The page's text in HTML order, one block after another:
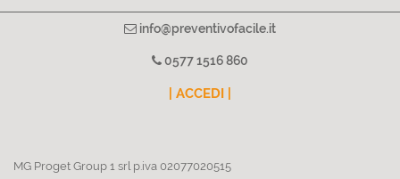
info@preventivofacile.it
0577 1516 860
| ACCEDI |
MG Proget Group 1 srl p.iva 02077020515